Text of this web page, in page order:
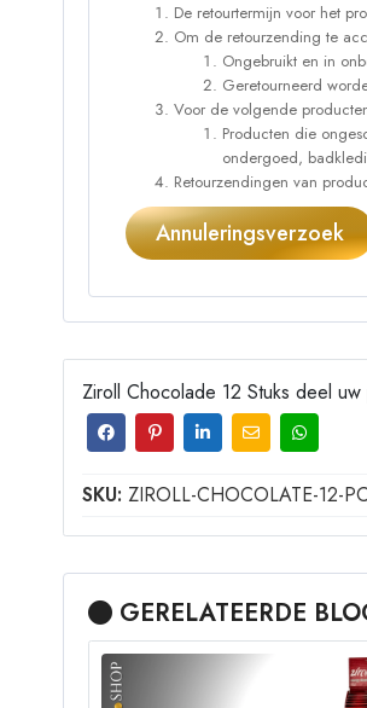
De retourtermijn voor het
Om de retourzending te
Ongebruikt en in
Geretourneerd
Voor de volgende
Producten die
ondergoed,
Retourzendingen van
Annuleringsverzoek
Ziroll Chocolade 12 Stuks deel
SKU: ZIROLL-CHOCOLATE-12-
GERELATEERDE